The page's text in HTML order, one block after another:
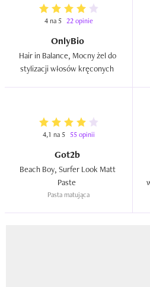
4 na 5 22 opinie
OnlyBio
Hair in Balance, Mocny żel do
4,1 na 5 55 opinii
Got2b
Beach Boy, Surfer Look Matt
Pasta matująca